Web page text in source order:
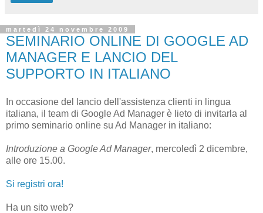
martedì 24 novembre 2009
SEMINARIO ONLINE DI GOOGLE AD
MANAGER E LANCIO DEL
SUPPORTO IN ITALIANO
In occasione del lancio dell'assistenza clienti in lingua
italiana, il team di Google Ad Manager è lieto di invitarla al
primo seminario online su Ad Manager in italiano:
Introduzione a Google Ad Manager, mercoledì 2 dicembre,
alle ore 15.00.
Si registri ora!
Ha un sito web?